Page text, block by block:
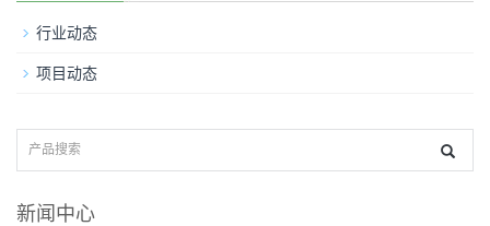
行业动态
项目动态
新闻中心